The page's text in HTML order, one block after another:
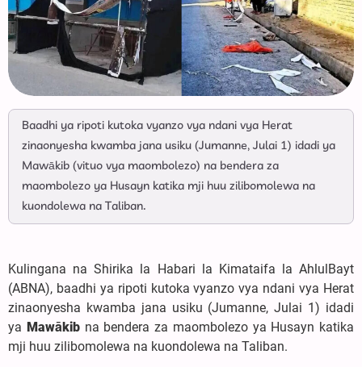
Baadhi ya ripoti kutoka vyanzo vya ndani vya Herat
zinaonyesha kwamba jana usiku (Jumanne, Julai 1) idadi ya
Mawākib (vituo vya maombolezo) na bendera za
maombolezo ya Husayn katika mji huu zilibomolewa na
kuondolewa na Taliban.
Kulingana na Shirika la Habari la Kimataifa la AhlulBayt
(ABNA), baadhi ya ripoti kutoka vyanzo vya ndani vya Herat
zinaonyesha kwamba jana usiku (Jumanne, Julai 1) idadi
ya Mawākibna bendera za maombolezo ya Husayn katika
mji huu zilibomolewa na kuondolewa na Taliban.